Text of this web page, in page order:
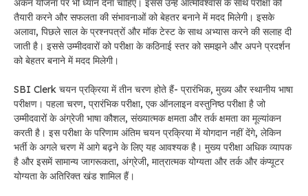
अंकन योजना पर भी ध्यान देना चाहिए। इससे उन्हें आत्मविश्वास के साथ परीक्षा की
तैयारी करने और सफलता की संभावनाओं को बेहतर बनाने में मदद मिलेगी। इसके
अलावा, पिछले साल के प्रश्नपत्रों और मॉक टेस्ट के साथ अभ्यास करने की सलाह दी
जाती है। इससे उम्मीदवारों को परीक्षा के कठिनाई स्तर को समझने और अपने प्रदर्शन
को बेहतर बनाने में मदद मिलेगी।
SBI Clerk चयन प्रक्रिया में तीन चरण होते हैं- प्रारंभिक, मुख्य और स्थानीय भाषा
परीक्षण। पहला चरण, प्रारंभिक परीक्षा, एक ऑनलाइन वस्तुनिष्ठ परीक्षा है जो
उम्मीदवारों के अंग्रेजी भाषा कौशल, संख्यात्मक क्षमता और तर्क क्षमता का मूल्यांकन
करती है। इस परीक्षा के परिणाम अंतिम चयन प्रक्रिया में योगदान नहीं देंगे, लेकिन
भर्ती के अगले चरण में आगे बढ़ने के लिए यह आवश्यक है। मुख्य परीक्षा अधिक व्यापक
है और इसमें सामान्य जागरूकता, अंग्रेजी, मात्रात्मक योग्यता और तर्क और कंप्यूटर
योग्यता के अतिरिक्त खंड शामिल हैं।